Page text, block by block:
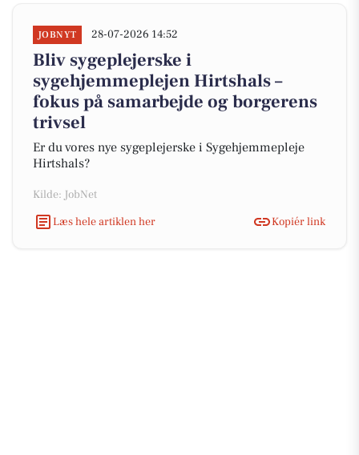
JOBNYT 28-07-2026 14:52
Bliv sygeplejerske i
sygehjemmeplejen Hirtshals –
fokus på samarbejde og borgerens
trivsel
Er du vores nye sygeplejerske i Sygehjemmepleje
Hirtshals?
Kilde: JobNet
Læs hele artiklen her
Kopiér link